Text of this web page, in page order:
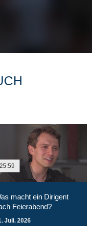
25:59
macht ein Dirigent
Feierabend?
Juli. 2026